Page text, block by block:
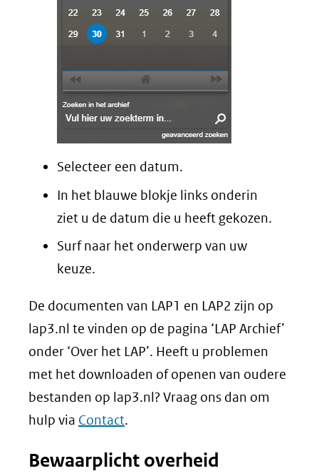
Selecteer een datum.
In het blauwe blokje links onderin
ziet u de datum die u heeft gekozen.
Surf naar het onderwerp van uw
keuze.
De documenten van LAP1 en LAP2 zijn op
lap3.nl te vinden op de pagina ‘LAP Archief’
onder ‘Over het LAP’. Heeft u problemen
met het downloaden of openen van oudere
bestanden op lap3.nl? Vraag ons dan om
hulp via Contact.
Bewaarplicht overheid